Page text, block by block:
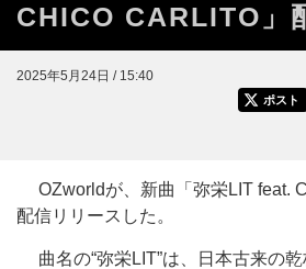
CHICO CARLITO」
2025年5月24日 / 15:40
ポスト
OZworldが、新曲「弥栄LIT feat.
配信リリースした。
曲名の“弥栄LIT”は、日本古来の乾